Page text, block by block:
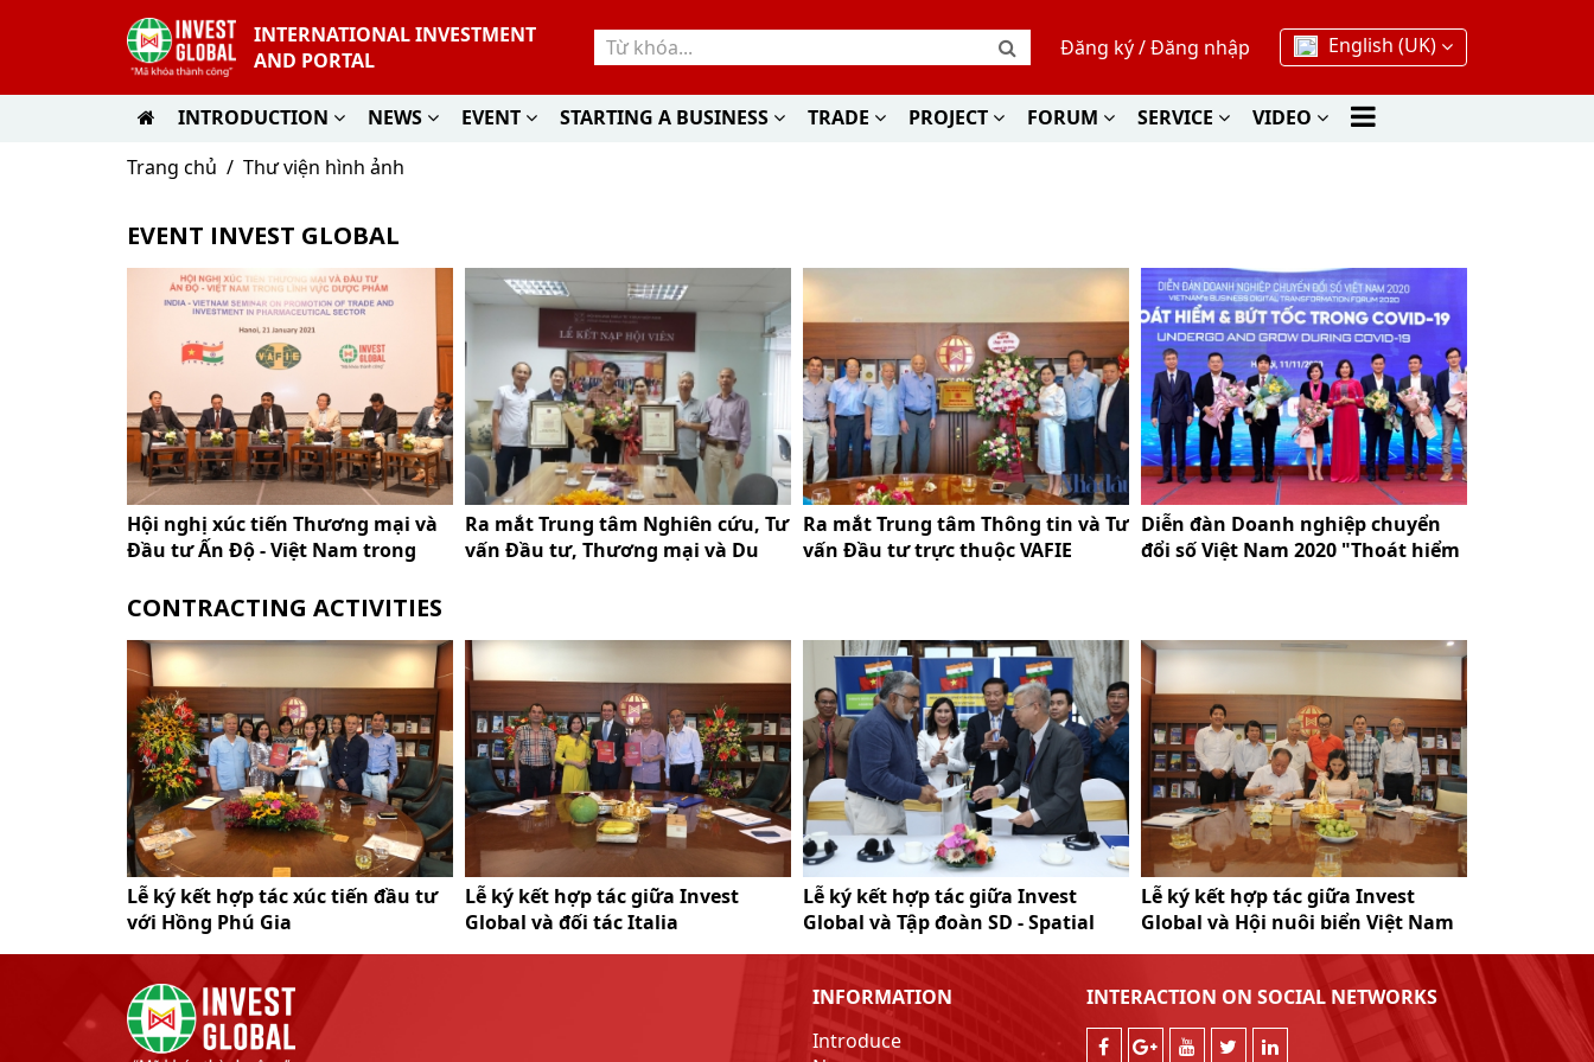
INTERNATIONAL INVESTMENT
AND PORTAL
Đăng ký/Đăng nhập English (UK)
INTRODUCTION NEWS EVENT STARTING A BUSINESS TRADE PROJECT FORUM SERVICE
VIDEO
Trang chủ
Thư viện hình ảnh
EVENT INVEST GLOBAL
Hội nghị xúc tiến Thương mại và
Đầu tư Ấn Độ - Việt Nam trong
Ra mắt Trung tâm Nghiên cứu, Tư
vấn Đầu tư, Thương mại và Du
Ra mắt Trung tâm Thông tin và Tư
vấn Đầu tư trực thuộc VAFIE
Diễn đàn Doanh nghiệp chuyển
đổi số Việt Nam 2020 "Thoát hiểm
CONTRACTING ACTIVITIES
Lễ ký kết hợp tác xúc tiến đầu tư
với Hồng Phú Gia
Lễ ký kết hợp tác giữa Invest
Global và đối tác Italia
Lễ ký kết hợp tác giữa Invest
Global và Tập đoàn SD - Spatial
Decisions Ấn Độ
Lễ ký kết hợp tác giữa Invest
Global và Hội nuôi biển Việt Nam
INFORMATION
Introduce
INTERACTION ON SOCIAL NETWORKS